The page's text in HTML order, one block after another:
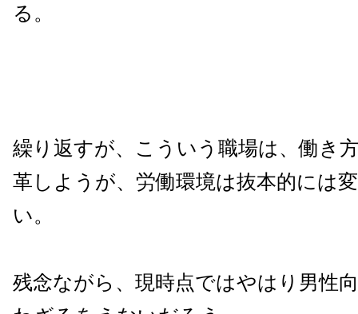
る。
繰り返すが、こういう職場は、働き
革しようが、労働環境は抜本的には
い。
残念ながら、現時点ではやはり男性